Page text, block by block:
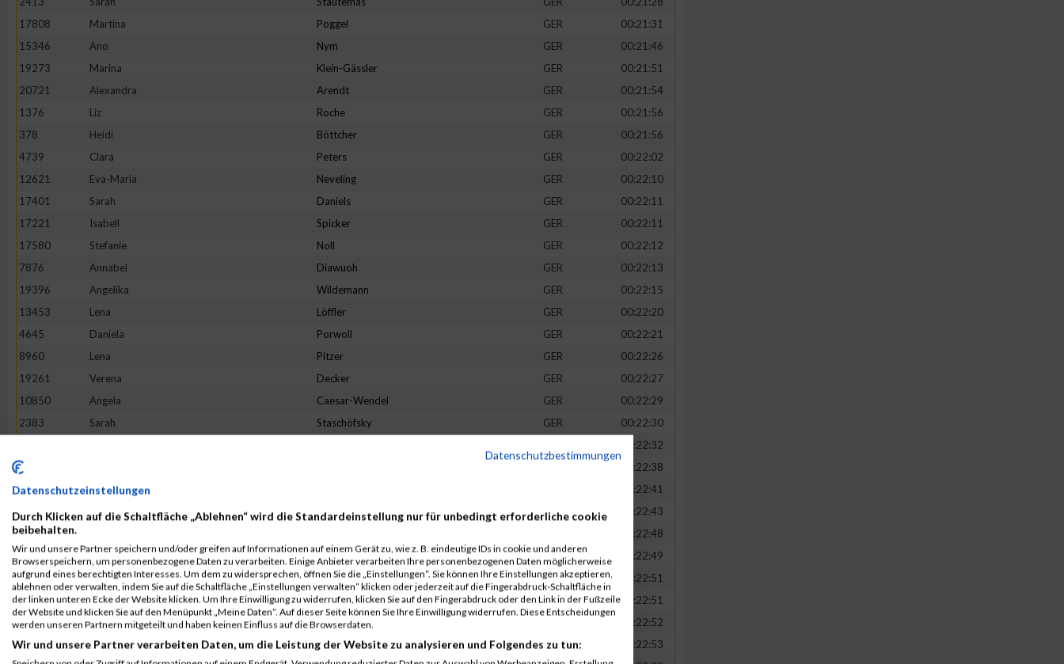
17808
Martina Poggel GER
00:21:31
15346
Ano Nym GER
00:21:46
19273
Marina Klein-Gässler GER
00:21:51
20721
Alexandra Arendt GER
00:21:54
1376
Liz Roche GER
00:21:56
378
Heidi Böttcher GER
00:21:56
4739
Clara Peters GER
00:22:02
12621
Eva-Maria Neveling GER
00:22:10
17401
Sarah Daniels GER
00:22:11
17221
Isabell Spicker GER
00:22:11
17580
Stefanie Noll GER
00:22:12
7876
Annabel Diawuoh GER
00:22:13
19396
Angelika Wildemann GER
00:22:15
13453
Lena Löffler GER
00:22:20
4645
Daniela Porwoll GER
00:22:21
8960
Lena Pitzer GER
00:22:26
19261
Verena Decker GER
00:22:27
10850
Angela Caesar-Wendel GER
00:22:29
2383
Sarah Staschöfsky GER
00:22:30
00:22:32
10079
00:22:38
18862
Tineke
00:22:41
18205
Sandra Hermann GER
00:22:43
3475
00:22:48
16268
Lotte Lehmbruck GER
00:22:49
5049
Sabine Eim GER
00:22:51
7653
Franziska Flügge GER
00:22:51
1380
Jeanne Li Voß
00:22:52
6002
Julia Halberstadt GER
00:22:53
Datenschutzbestimmungen
Datenschutzeinstellungen
Durch Klicken auf die Schaltfläche „Ablehnen“ wird die Standardeinstellung nur für unbedingt erforderliche cookie
beibehalten.
Wir und unsere Partner speichern und/oder greifen auf Informationen auf einem Gerät zu, wie z. B. eindeutige IDs in cookie und anderen
Browserspeichern, um personenbezogene Daten zu verarbeiten. Einige Anbieter verarbeiten Ihre personenbezogenen Daten möglicherweise
aufgrund eines berechtigten Interesses. Um dem zu widersprechen, öffnen Sie die „Einstellungen“. Sie können Ihre Einstellungen akzeptieren,
ablehnen oder verwalten, indem Sie auf die Schaltfläche „Einstellungen verwalten“ klicken oder jederzeit auf die Fingerabdruck-Schaltfläche in
der linken unteren Ecke der Website klicken. Um Ihre Einwilligung zu widerrufen, klicken Sie auf den Fingerabdruck oder den Link in der Fußzeile
der Website und klicken Sie auf den Menüpunkt „Meine Daten“. Auf dieser Seite können Sie Ihre Einwilligung widerrufen. Diese Entscheidungen
werden unseren Partnern mitgeteilt und haben keinen Einfluss auf die Browserdaten.
Wir und unsere Partner verarbeiten Daten, um die Leistung der Website zu analysieren und Folgendes zu tun: